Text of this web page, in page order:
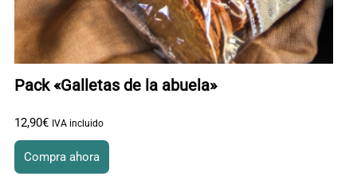
Pack «Galletas de la abuela»
12,90€ IVA incluido
Compra ahora